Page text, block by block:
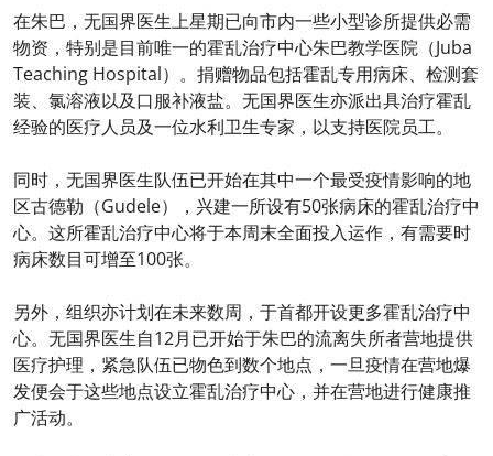
在朱巴，无国界医生上星期已向市内一些小型诊所提供必需
物资，特别是目前唯一的霍乱治疗中心朱巴教学医院（Juba
Teaching Hospital）。捐赠物品包括霍乱专用病床、检测套
装、氯溶液以及口服补液盐。无国界医生亦派出具治疗霍乱
经验的医疗人员及一位水利卫生专家，以支持医院员工。
同时，无国界医生队伍已开始在其中一个最受疫情影响的地
区古德勒（Gudele），兴建一所设有50张病床的霍乱治疗中
心。这所霍乱治疗中心将于本周末全面投入运作，有需要时
病床数目可增至100张。
另外，组织亦计划在未来数周，于首都开设更多霍乱治疗中
心。无国界医生自12月已开始于朱巴的流离失所者营地提供
医疗护理，紧急队伍已物色到数个地点，一旦疫情在营地爆
发便会于这些地点设立霍乱治疗中心，并在营地进行健康推
广活动。